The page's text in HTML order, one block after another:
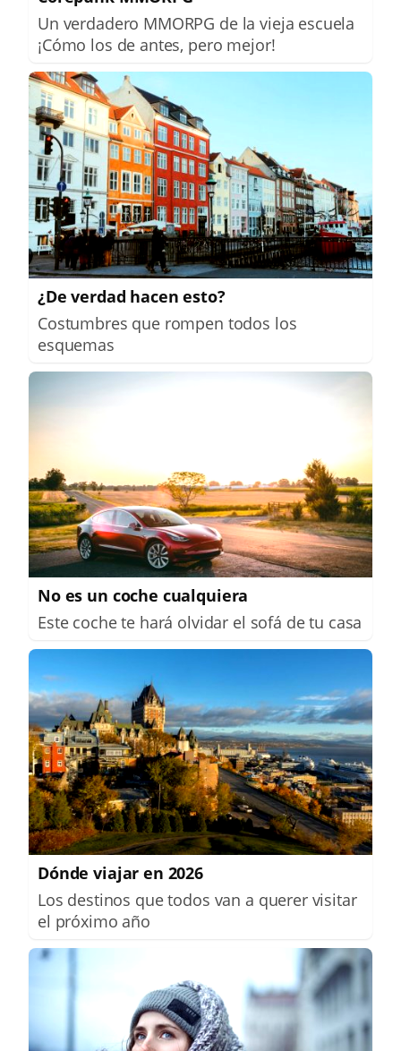
Un verdadero MMORPG de la vieja escuela
¡Cómo los de antes, pero mejor!
¿De verdad hacen esto?
Costumbres que rompen todos los
esquemas
No es un coche cualquiera
Este coche te hará olvidar el sofá de tu casa
Dónde viajar en 2026
Los destinos que todos van a querer visitar
el próximo año